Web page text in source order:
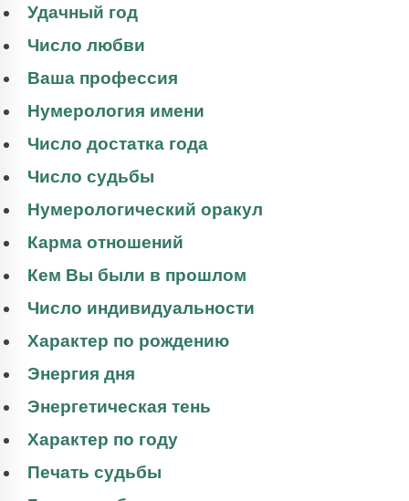
Удачный год
Число любви
Ваша профессия
Нумерология имени
Число достатка года
Число судьбы
Нумерологический оракул
Карма отношений
Кем Вы были в прошлом
Число индивидуальности
Характер по рождению
Энергия дня
Энергетическая тень
Характер по году
Печать судьбы